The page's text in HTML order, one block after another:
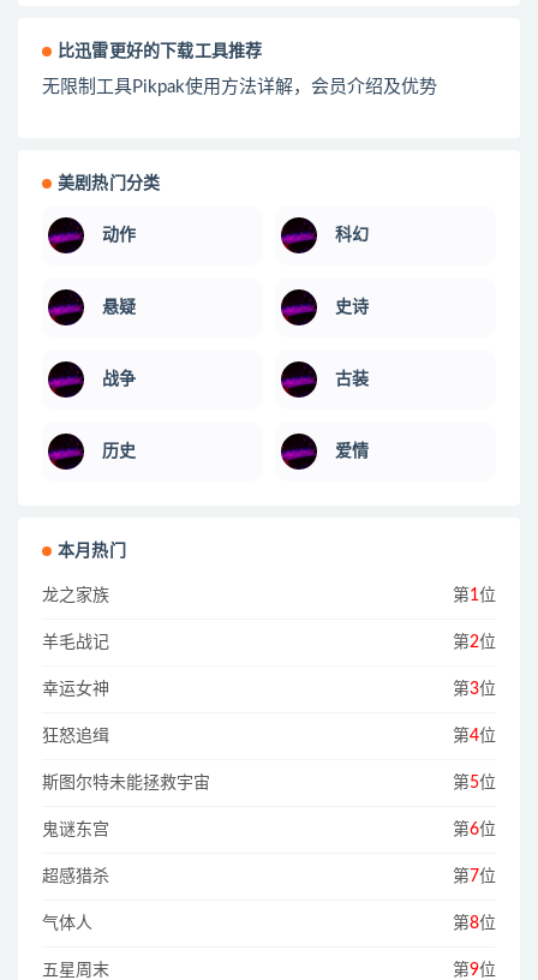
比迅雷更好的下载工具推荐
无限制工具Pikpak使用方法详解，会员介绍及优势
美剧热门分类
动作 科幻
悬疑 史诗
战争 古装
历史 爱情
本月热门
龙之家族 第1位
羊毛战记 第2位
幸运女神 第3位
狂怒追缉 第4位
斯图尔特未能拯救宇宙 第5位
鬼谜东宫 第6位
超感猎杀 第7位
气体人 第8位
五星周末 第9位